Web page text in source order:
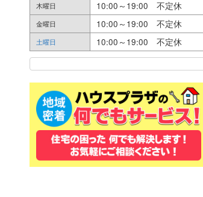
木曜日 10:00～19:00 不定休
金曜日 10:00～19:00 不定休
土曜日 10:00～19:00 不定休